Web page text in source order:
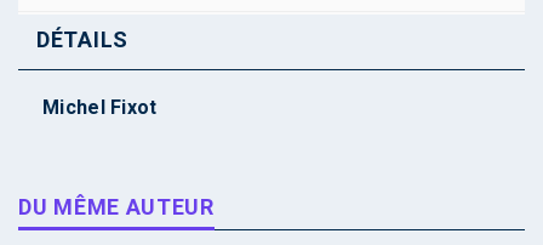
DÉTAILS
Michel Fixot
DU MÊME AUTEUR